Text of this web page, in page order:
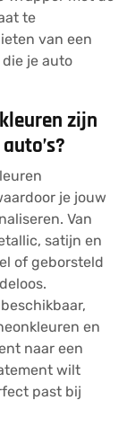
te
van een
je auto
zijn
je jouw
Van
satijn en
of geborsteld
en
naar een
wilt
past bij